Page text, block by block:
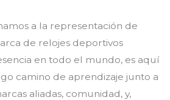
a la representación de
de relojes deportivos
en todo el mundo, es aquí
camino de aprendizaje junto a
aliadas, comunidad, y,